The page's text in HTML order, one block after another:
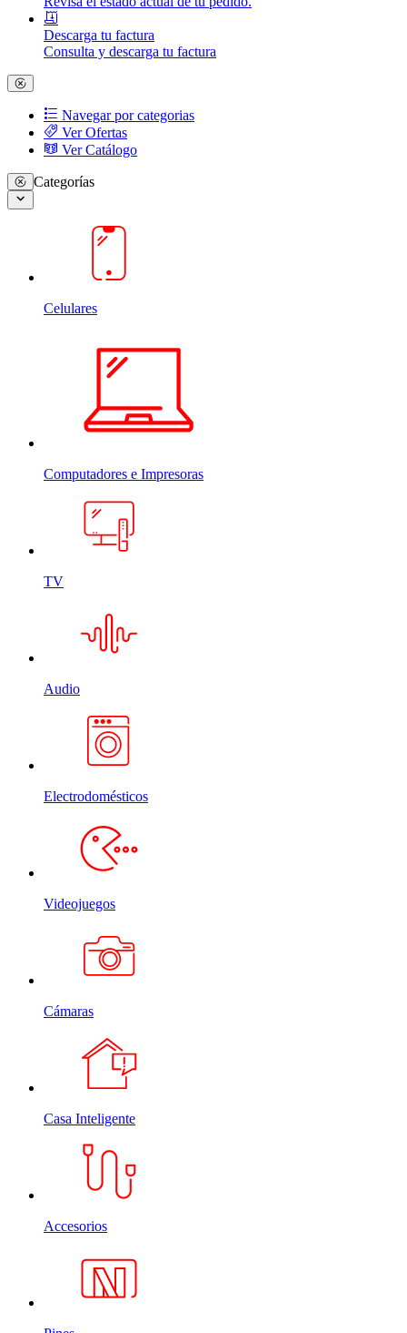
Descarga tu factura
Consulta y descarga tu factura
Navegar por categorias
Ver Ofertas
Ver Catálogo
Categorías
Celulares
Computadores e Impresoras
TV
Audio
Electrodomésticos
Videojuegos
Cámaras
Casa Inteligente
Accesorios